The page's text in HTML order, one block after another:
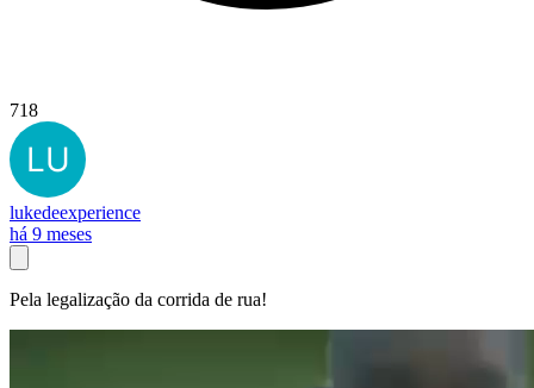
718
lukedeexperience
há 9 meses
Pela legalização da corrida de rua!